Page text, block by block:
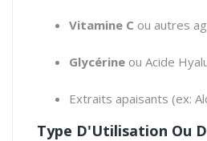
Vitamine C ou autres
Glycérine ou Acide
Extraits apaisants (ex:
Type D'Utilisation Ou